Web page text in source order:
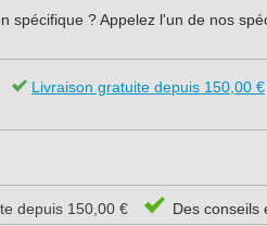
spécifique ? Appelez l'un de nos
Livraison gratuite depuis 150,00 €
depuis 150,00 € Des conseils